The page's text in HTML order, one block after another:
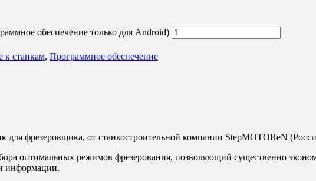
обеспечение только для Android)
станкам, Программное обеспечение
фрезеровщика, от станкостроительной компании StepMOTOReN
оптимальных режимов фрезерования, позволяющий существенно
информации.